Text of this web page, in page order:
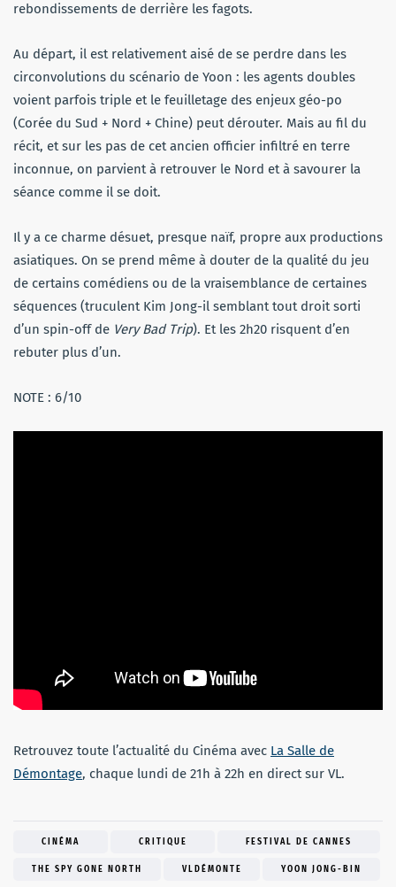
rebondissements de derrière les fagots.
Au départ, il est relativement aisé de se perdre dans les
circonvolutions du scénario de Yoon : les agents doubles
voient parfois triple et le feuilletage des enjeux géo-po
(Corée du Sud + Nord + Chine) peut dérouter. Mais au fil du
récit, et sur les pas de cet ancien officier infiltré en terre
inconnue, on parvient à retrouver le Nord et à savourer la
séance comme il se doit.
Il y a ce charme désuet, presque naïf, propre aux productions
asiatiques. On se prend même à douter de la qualité du jeu
de certains comédiens ou de la vraisemblance de certaines
séquences (truculent Kim Jong-il semblant tout droit sorti
d’un spin-off de Very Bad Trip). Et les 2h20 risquent d’en
rebuter plus d’un.
NOTE : 6/10
Retrouvez toute l’actualité du Cinéma avec La Salle de
Démontage, chaque lundi de 21h à 22h en direct sur VL.
CINÉMA CRITIQUE FESTIVAL DE CANNES
THE SPY GONE NORTH VLDÉMONTE YOON JONG-BIN